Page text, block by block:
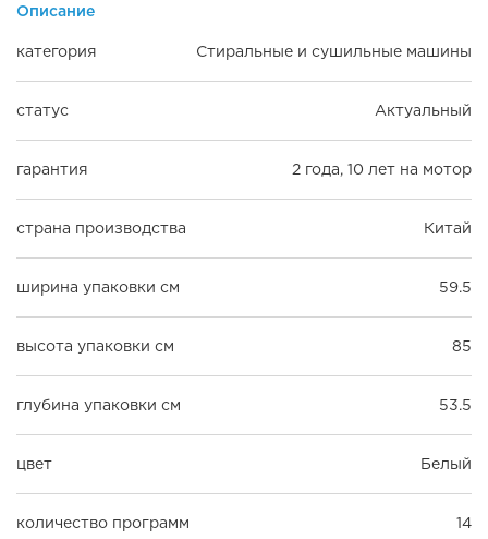
Описание
категория Стиральные и сушильные машины
статус Актуальный
гарантия 2 года, 10 лет на мотор
страна производства Китай
ширина упаковки см 59.5
высота упаковки см 85
глубина упаковки см 53.5
цвет Белый
количество программ 14